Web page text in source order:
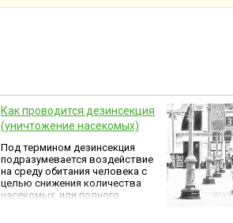
Как проводится дезинсекция
(уничтожение насекомых)
Под термином дезинсекция
подразумевается воздействие
на среду обитания человека с
целью снижения количества
насекомых, или полного